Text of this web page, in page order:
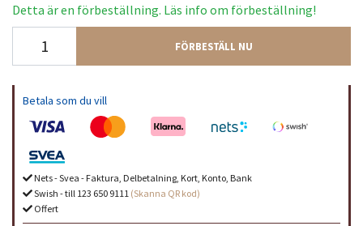
Detta är en förbeställning. Läs info om förbeställning!
FÖRBESTÄLL NU
Betala som du vill
Nets - Svea - Faktura, Delbetalning, Kort, Konto, Bank
Swish - till 123 650 9111 (Skanna QR kod)
Offert